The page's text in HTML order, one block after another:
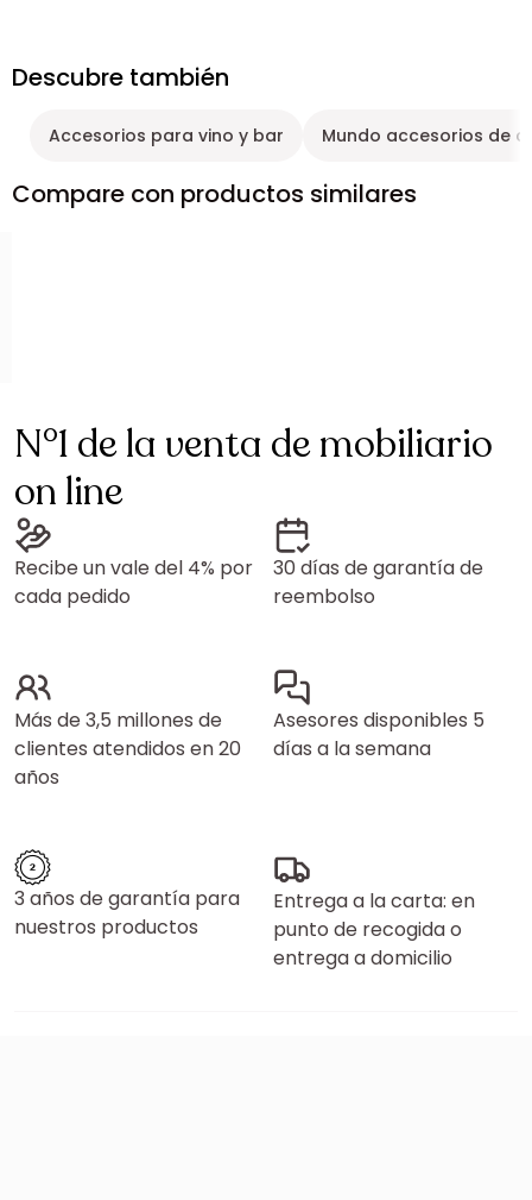
Descubre también
Accesorios para vino y bar Mundo accesorios de
Compare con productos similares
N°1 de la venta de mobiliario
on line
Recibe un vale del 4% por
cada pedido
30 días de garantía de
reembolso
Más de 3,5 millones de
clientes atendidos en 20
años
Asesores disponibles 5
días a la semana
3 años de garantía para
nuestros productos
Entrega a la carta: en
punto de recogida o
entrega a domicilio